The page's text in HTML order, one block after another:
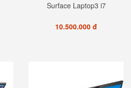
Surface Laptop3 i7
10.500.000 đ